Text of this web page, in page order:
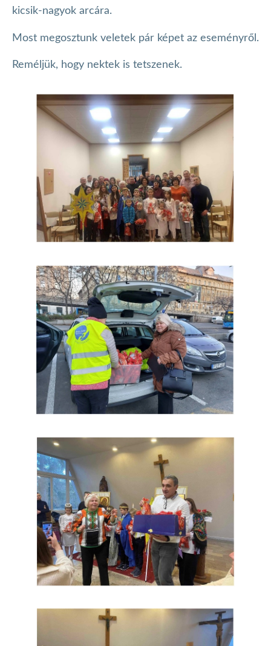
kicsik-nagyok arcára.
Most megosztunk veletek pár képet az eseményről.
Reméljük, hogy nektek is tetszenek.